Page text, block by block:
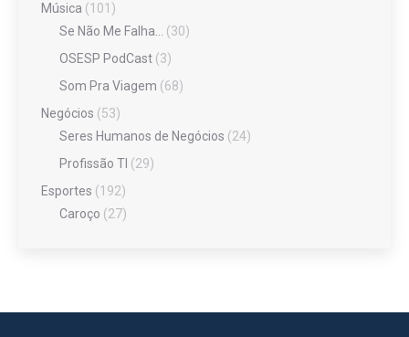
Música (101)
Se Não Me Falha…
(30)
OSESP PodCast (3)
Som Pra Viagem (68)
Negócios (53)
Seres Humanos de Negócios (24)
Profissão TI (29)
Esportes (192)
Caroço (27)